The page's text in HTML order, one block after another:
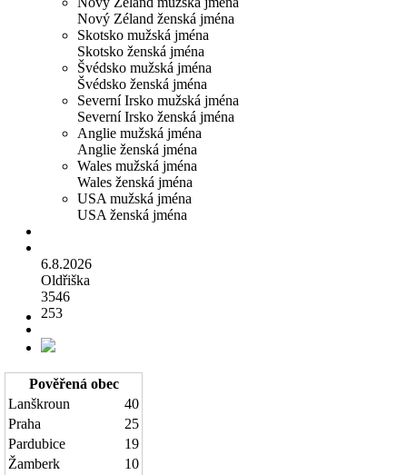
Nový Zéland ženská jména
Skotsko mužská jména
Skotsko ženská jména
Švédsko mužská jména
Švédsko ženská jména
Severní Irsko mužská jména
Severní Irsko ženská jména
Anglie mužská jména
Anglie ženská jména
Wales mužská jména
Wales ženská jména
USA mužská jména
USA ženská jména
6.8.2026
Oldřiška
3546
253
Pověřená obec
Lanškroun
40
Praha
25
Pardubice
19
Žamberk
10